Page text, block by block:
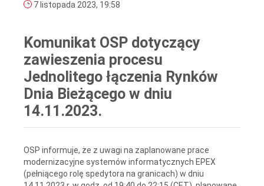
7 listopada 2023, 19:58
Komunikat OSP dotyczący
zawieszenia procesu
Jednolitego łączenia Rynków
Dnia Bieżącego w dniu
14.11.2023.
OSP informuje, że z uwagi na zaplanowane prace
modernizacyjne systemów informatycznych EPEX
(pełniącego rolę spedytora na granicach) w dniu